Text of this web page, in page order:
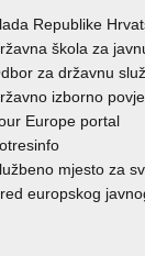
Republike
škola za
za državnu
izborno
Europe portal
mjesto za
europskog